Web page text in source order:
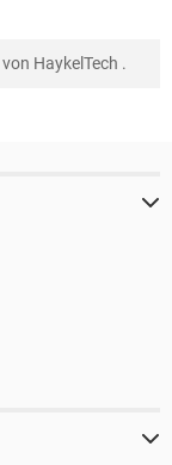
von HaykelTech .